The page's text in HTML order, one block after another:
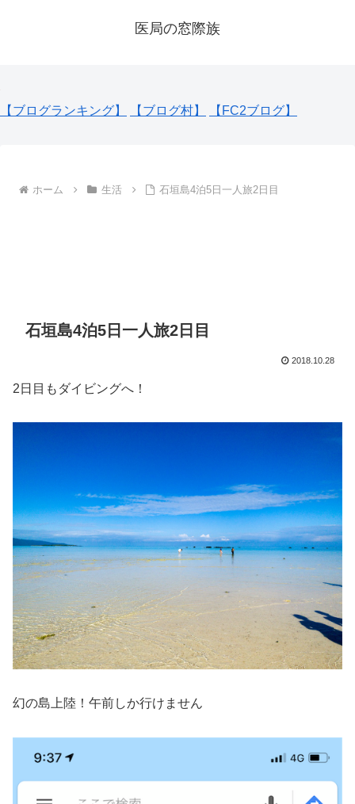
医局の窓際族
【ブログランキング】 【ブログ村】 【FC2ブログ】
ホーム 生活 石垣島4泊5日一人旅2日目
石垣島4泊5日一人旅2日目
2018.10.28
2日目もダイビングへ！
幻の島上陸！午前しか行けません